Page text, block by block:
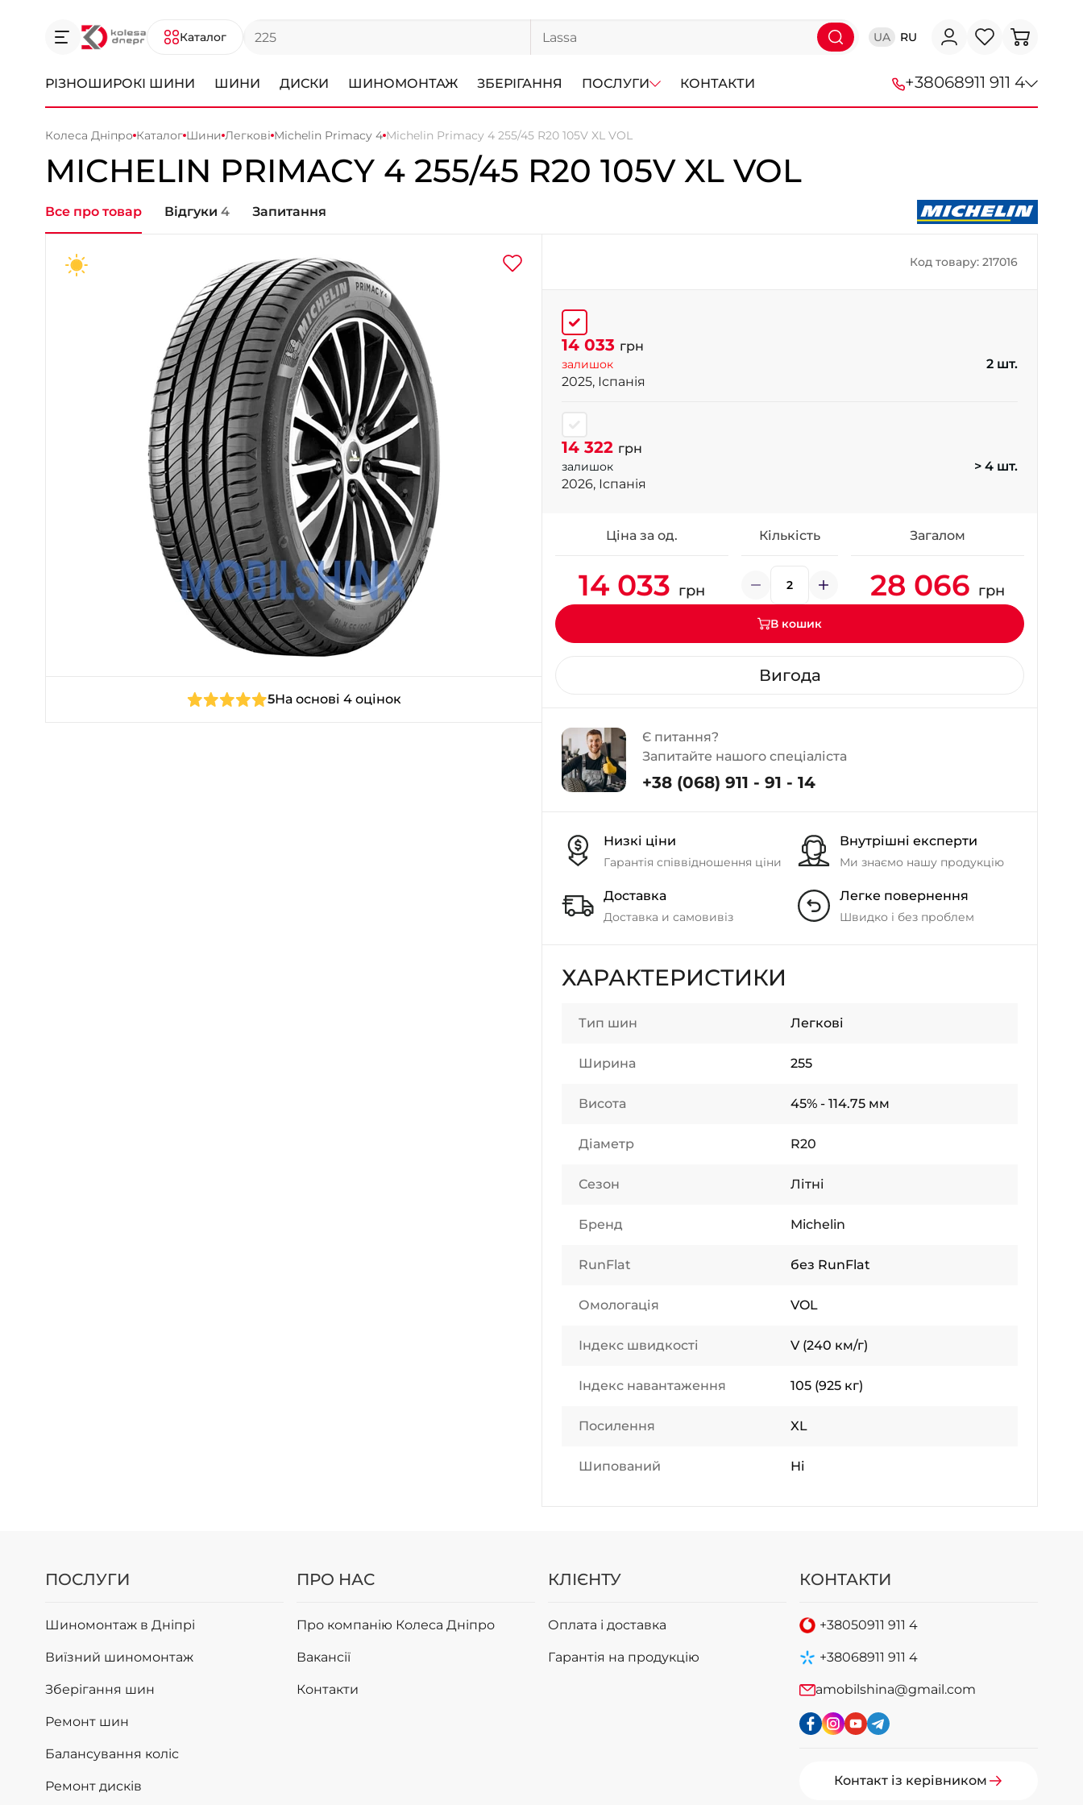
Каталог UA RU
РІЗНОШИРОКІ ШИНИ ШИНИ ДИСКИ ШИНОМОНТАЖ ЗБЕРІГАННЯ ПОСЛУГИ КОНТАКТИ +38068911 911 4
+38 (095) 276-44-44
+38 (050)-911-911-2
+38 (068)-923-74-19
Колеса Дніпро Каталог Шини Легкові Michelin Primacy 4 Michelin Primacy 4 255/45 R20 105V XL VOL
MICHELIN PRIMACY 4 255/45 R20 105V XL VOL
Все про товар Відгуки 4 Запитання
5На основі 4 оцінок
Код товару: 217016
14 033 грн
залишок
2 шт.
2025, Іспанія
14 322 грн
залишок
> 4 шт.
2026, Іспанія
Ціна за од. Кількість Загалом
14 033 грн 28 066 грн
В кошик
Вигода
Є питання?
Запитайте нашого спеціаліста
+38 (068) 911 - 91 - 14
Низкі ціни
Гарантія співвідношення ціни
Внутрішні експерти
Ми знаємо нашу продукцію
Доставка
Доставка и самовивіз
Легке повернення
Швидко і без проблем
ХАРАКТЕРИСТИКИ
Тип шин Легкові
Ширина 255
Висота 45% - 114.75 мм
Діаметр R20
Сезон Літні
Бренд Michelin
RunFlat без RunFlat
Омологація VOL
Індекс швидкості V (240 км/г)
Індекс навантаження 105 (925 кг)
Посилення XL
Шипований Ні
ПОСЛУГИ
Шиномонтаж в Дніпрі
Виїзний шиномонтаж
Зберігання шин
Ремонт шин
Балансування коліс
Ремонт дисків
ПРО НАС
Про компанію Колеса Дніпро
Вакансії
Контакти
КЛІЄНТУ
Оплата і доставка
Гарантія на продукцію
КОНТАКТИ
+38050911 911 4
+38068911 911 4
amobilshina@gmail.com
Контакт із керівником